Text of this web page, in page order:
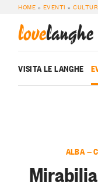
HOME » EVENTI »
lovelanghe
VISITA LE LANGHE
ALBA —